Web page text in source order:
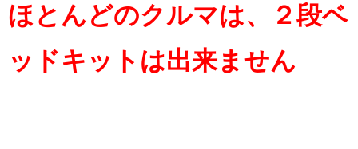
ほとんどのクルマは、２段ベ
ッドキットは出来ません